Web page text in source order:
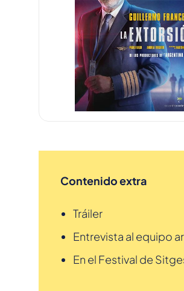
Contenido extra
Tráiler
Entrevista al equipo
En el Festival de